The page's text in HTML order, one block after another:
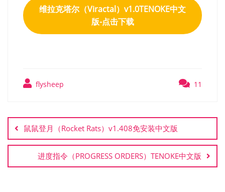
维拉克塔尔（Viractal）v1.0TENOKE中文
版-点击下载
flysheep 11
章
导
航
鼠鼠登月（Rocket Rats）v1.408免安装中文版
进度指令（PROGRESS ORDERS）TENOKE中文版